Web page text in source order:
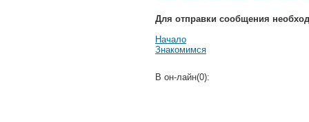
Для отправки сообщения
Начало
Знакомимся
В он-лайн(0):